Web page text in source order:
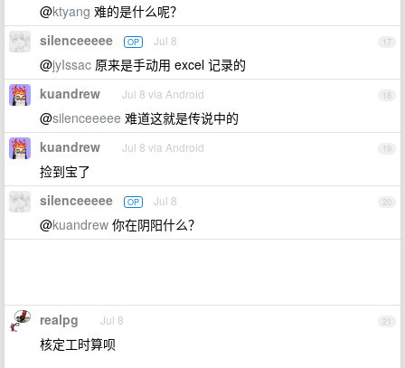
@ktyang 难的是什么呢？
17
silenceeeee OP Jul 8
@jyIssac 原来是手动用 excel 记录的
18
kuandrew Jul 8 via Android
@silenceeeee 难道这就是传说中的
19
kuandrew Jul 8 via Android
捡到宝了
20
silenceeeee OP Jul 8
@kuandrew 你在阴阳什么？
21
realpg Jul 8
核定工时算呗